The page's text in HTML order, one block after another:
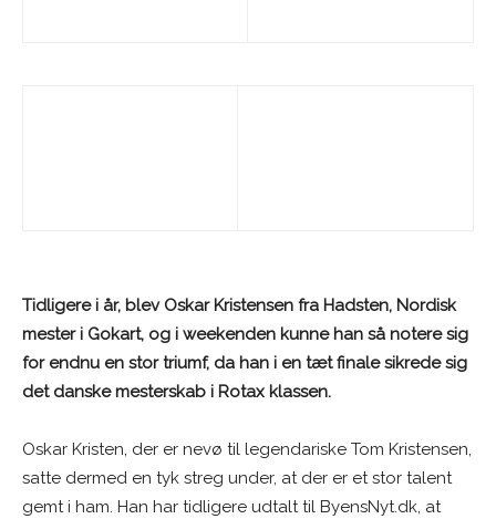
Tidligere i år, blev Oskar Kristensen fra Hadsten, Nordisk
mester i Gokart, og i weekenden kunne han så notere sig
for endnu en stor triumf, da han i en tæt finale sikrede sig
det danske mesterskab i Rotax klassen.
Oskar Kristen, der er nevø til legendariske Tom Kristensen,
satte dermed en tyk streg under, at der er et stor talent
gemt i ham. Han har tidligere udtalt til ByensNyt.dk, at